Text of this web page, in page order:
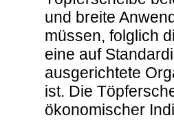
und breite
müssen, folglich
eine auf
ausgerichtete
ist. Die
ökonomischer